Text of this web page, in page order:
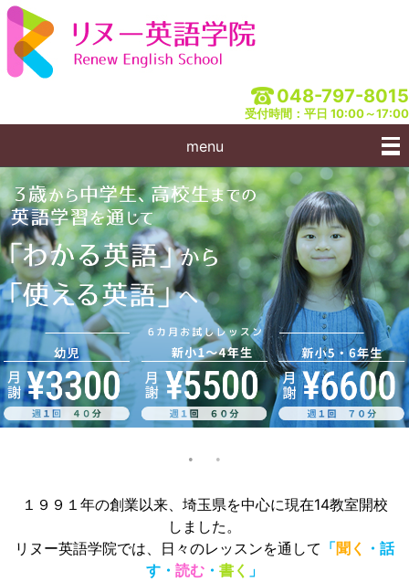
048-797-8015
受付時間：平日 10:00～17:00
menu
１９９１年の創業以来、埼玉県を中心に現在14教室開校
しました。
リヌー英語学院では、日々のレッスンを通して 「聞く ・話
す・ 読む ・ 書く 」